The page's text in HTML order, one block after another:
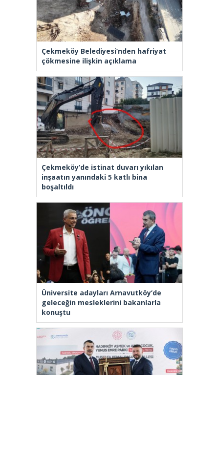
Çekmeköy Belediyesi’nden hafriyat
çökmesine ilişkin açıklama
Çekmeköy’de istinat duvarı yıkılan
inşaatın yanındaki 5 katlı bina
boşaltıldı
Üniversite adayları Arnavutköy’de
geleceğin mesleklerini bakanlarla
konuştu